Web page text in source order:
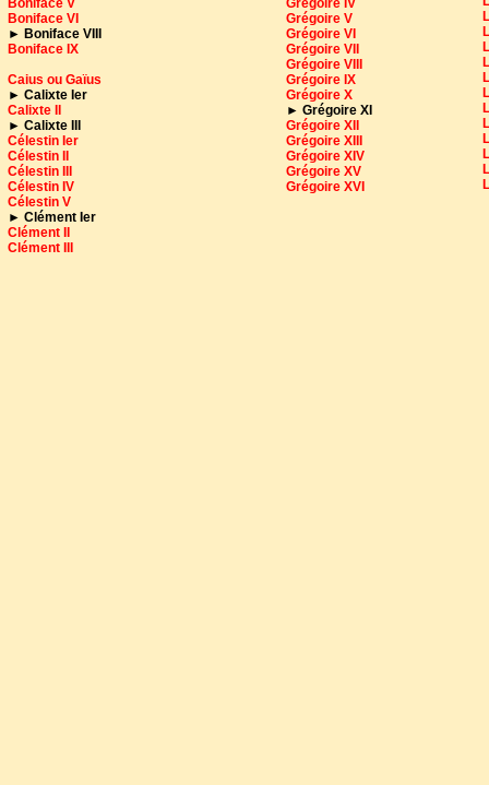
Boniface V
Boniface VI
► Boniface VIII
Boniface IX
Caius ou Gaïus
► Calixte Ier
Calixte II
► Calixte III
Célestin Ier
Célestin II
Célestin III
Célestin IV
Célestin V
► Clément Ier
Clément II
Clément III
Grégoire IV
Grégoire V
Grégoire VI
Grégoire VII
Grégoire VIII
Grégoire IX
Grégoire X
► Grégoire XI
Grégoire XII
Grégoire XIII
Grégoire XIV
Grégoire XV
Grégoire XVI